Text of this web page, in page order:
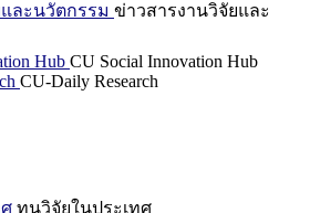
ละนวัตกรรม ข่าวสารงานวิจัยและ
Hub CU Social Innovation Hub
CU-Daily Research
ทุนวิจัยในประเทศ